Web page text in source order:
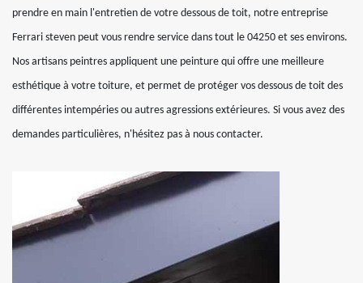
prendre en main l'entretien de votre dessous de toit, notre entreprise
Ferrari steven peut vous rendre service dans tout le 04250 et ses environs.
Nos artisans peintres appliquent une peinture qui offre une meilleure
esthétique à votre toiture, et permet de protéger vos dessous de toit des
différentes intempéries ou autres agressions extérieures. Si vous avez des
demandes particulières, n'hésitez pas à nous contacter.